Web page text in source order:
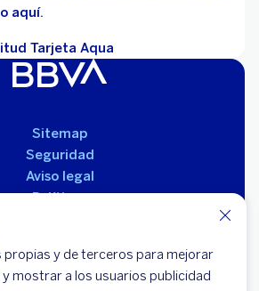
propias y de terceros para mejorar
mostrar a los usuarios publicidad
aquí.
Tarjeta Aqua
Sitemap
Seguridad
Aviso legal
Políticas